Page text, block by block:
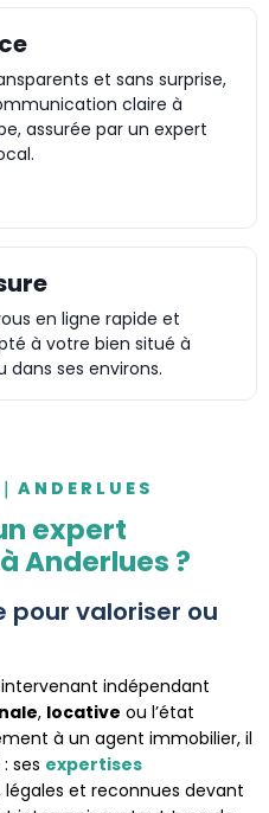
et sans surprise,
claire à
assurée par un expert
en ligne rapide et
à votre bien situé à
dans ses environs.
ANDERLUES
expert
Anderlues ?
pour valoriser ou
indépendant
, locative ou l’état
à un agent immobilier, il
ses expertises
et reconnues devant